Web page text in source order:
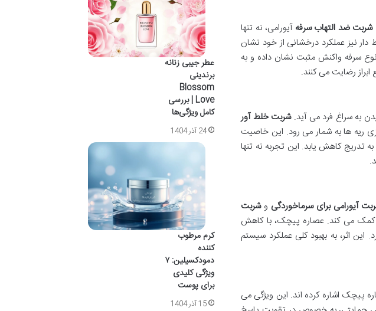
شربت ضد التهاب سرفه آیورامی، نه تنها
نیز عملکرد درخشانی از خود نشان
سرفه واکنش مثبت نشان داده و به
رضایت می کنند.
به سراغ فرد می آید.شربت خلط آور
ریه ها به شمار می رود. این خاصیت
تدریج کاهش یابد. این تجربه نه تنها
آیورامی برای سرماخوردگی وشربت
کمک می کند. عصاره پیچک، با کاهش
اثر، به بهبود کلی عملکرد سیستم
پیچک اشاره کرده اند. این ویژگی می
عطر جیبی زنانه
برندینی
Blossom
Love | بررسی
کامل ویژگی‌ها
24 آذر 1404
کرم مرطوب
کننده
دمودکسیلین: ۷
ویژگی کلیدی
برای پوست
15 آذر 1404